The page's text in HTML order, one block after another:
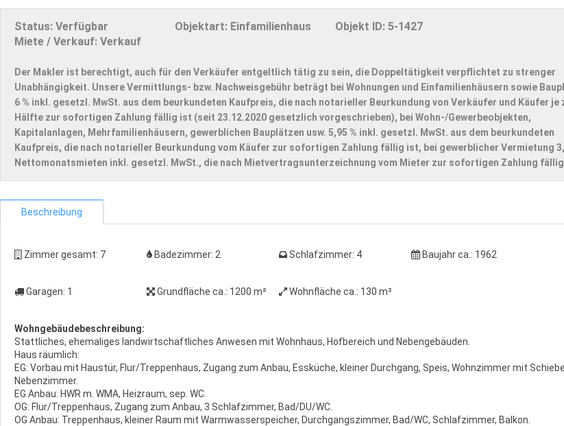
Status: Verfügbar Objektart: Einfamilienhaus Objekt ID: 5-1427
Miete / Verkauf: Verkauf
Der Makler ist berechtigt, auch für den Verkäufer entgeltlich tätig zu sein, die Doppeltätigkeit verpflichtet zu strenger
Unabhängigkeit. Unsere Vermittlungs- bzw. Nachweisgebühr beträgt bei Wohnungen und Einfamilienhäusern sowie
6 % inkl. gesetzl. MwSt. aus dem beurkundeten Kaufpreis, die nach notarieller Beurkundung von Verkäufer und Käufer je
Hälfte zur sofortigen Zahlung fällig ist (seit 23.12.2020 gesetzlich vorgeschrieben), bei Wohn-/Gewerbeobjekten,
Kapitalanlagen, Mehrfamilienhäusern, gewerblichen Bauplätzen usw. 5,95 % inkl. gesetzl. MwSt. aus dem beurkundeten
Kaufpreis, die nach notarieller Beurkundung vom Käufer zur sofortigen Zahlung fällig ist, bei gewerblicher Vermietung
Nettomonatsmieten inkl. gesetzl. MwSt., die nach Mietvertragsunterzeichnung vom Mieter zur sofortigen Zahlung
Beschreibung
Zimmer gesamt: 7 Badezimmer: 2 Schlafzimmer: 4 Baujahr ca.: 1962
Garagen: 1 Grundfläche ca.: 1200 m² Wohnfläche ca.: 130 m²
Wohngebäudebeschreibung:
Stattliches, ehemaliges landwirtschaftliches Anwesen mit Wohnhaus, Hofbereich und Nebengebäuden.
Haus räumlich:
EG: Vorbau mit Haustür, Flur/Treppenhaus, Zugang zum Anbau, Essküche, kleiner Durchgang, Speis, Wohnzimmer mit
Nebenzimmer.
EG Anbau: HWR m. WMA, Heizraum, sep. WC.
OG: Flur/Treppenhaus, Zugang zum Anbau, 3 Schlafzimmer, Bad/DU/WC.
OG Anbau: Treppenhaus, kleiner Raum mit Warmwasserspeicher, Durchgangszimmer, Bad/WC, Schlafzimmer, Balkon.